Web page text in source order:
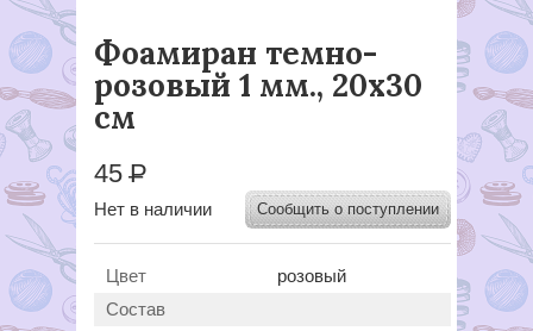
Фоамиран темно-
розовый 1 мм., 20х30
cм
45Р
Нет в наличии Сообщить о поступлении
Цвет
розовый
Состав